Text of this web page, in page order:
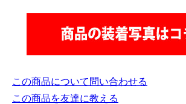
この商品について問い合わせる
この商品を友達に教える